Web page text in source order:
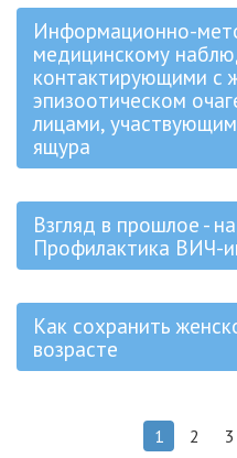
Информационно-
медицинскому
контактирующими с
эпизоотическом
лицами,
ящура
Взгляд в прошлое -
Профилактика ВИЧ-
Как сохранить
возрасте
1 2 3